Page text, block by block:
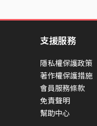
支援服務
隱私權保護政策
著作權保護措施
會員服務條款
免責聲明
幫助中心